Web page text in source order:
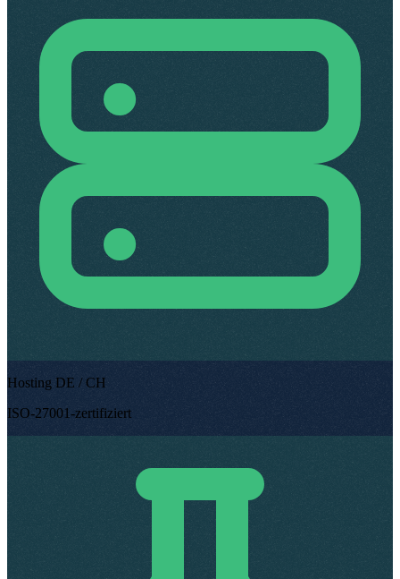
Hosting DE / CH
ISO-27001-zertifiziert